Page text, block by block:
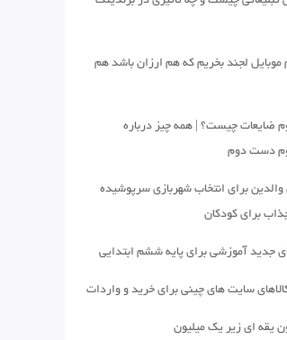
موبایل لجند بخریم که هم ارزان باشد هم
ضایعات چیست؟ | همه چیز درباره
دست دوم
والدین برای انتخاب شهربازی سرپوشیده
برای کودکان
جدید آموزشی برای پایه ششم ابتدایی
سایت های چینی برای خرید و واردات
یقه ای زیر یک میلیون